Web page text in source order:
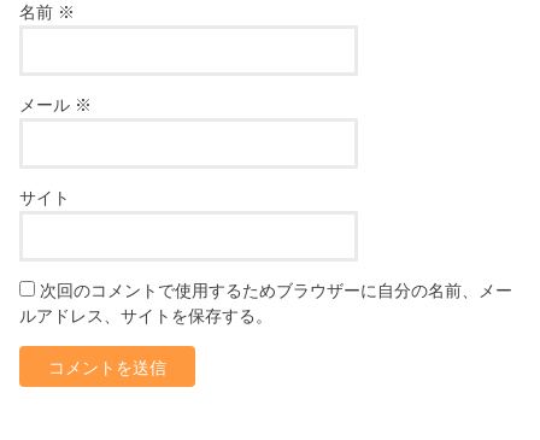
名前 ※
メール ※
サイト
次回のコメントで使用するためブラウザーに自分の名前、メー
ルアドレス、サイトを保存する。